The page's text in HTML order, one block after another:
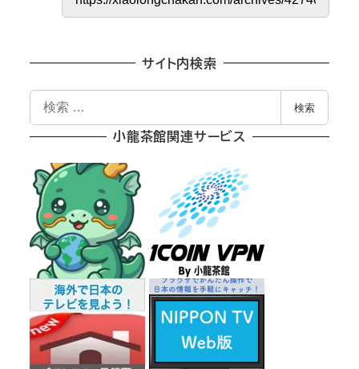
サイト内検索
索
検索
小龍茶館関連サービス